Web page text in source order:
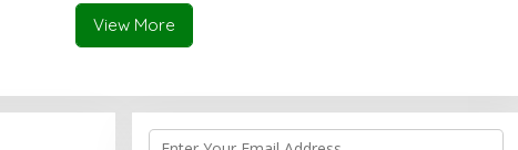
View More